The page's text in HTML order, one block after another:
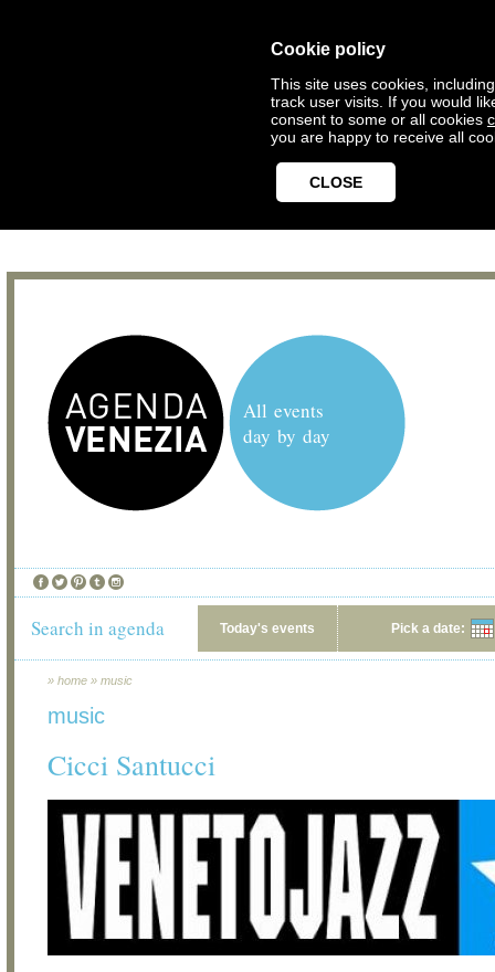
Cookie policy
This site uses cookies,
track user visits. If you would
consent to some or all cookies
you are happy to receive all
CLOSE
All events
day by day
Search in agenda Today's events Pick a date:
» home » music
music
Cicci Santucci